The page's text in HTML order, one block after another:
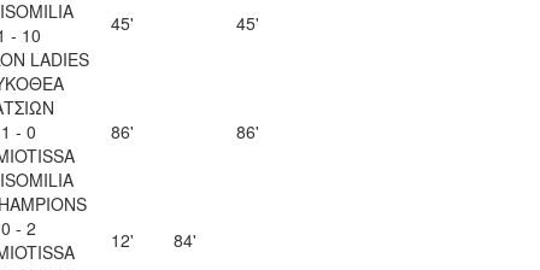
- 10
LADIES
45' 45'
1 - 0
86' 86'
0 - 2
12' 84'